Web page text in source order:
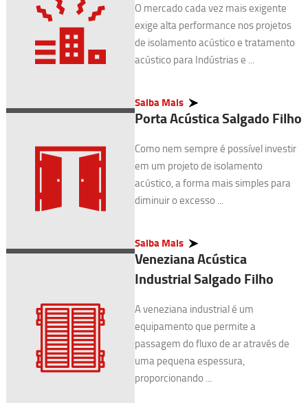
O mercado cada vez mais exigente
exige alta performance nos projetos
de isolamento acústico e tratamento
acústico para Indústrias e ...
Saiba Mais
Porta Acústica Salgado Filho
Como nem sempre é possível investir
em um projeto de isolamento
acústico, a forma mais simples para
diminuir o excesso ...
Saiba Mais
Veneziana Acústica
Industrial Salgado Filho
A veneziana industrial é um
equipamento que permite a
passagem do fluxo de ar através de
uma pequena espessura,
proporcionando ...